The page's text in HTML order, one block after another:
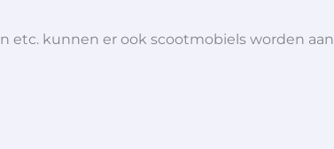
etc. kunnen er ook scootmobiels worden